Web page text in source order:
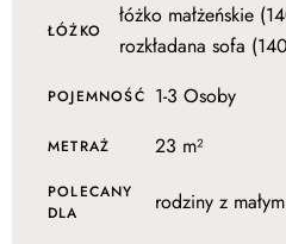
ŁÓŻKO
łóżko małżeńskie
rozkładana sofa
POJEMNOŚĆ 1-3 Osoby
METRAŻ 23 m²
POLECANY
DLA
rodziny z